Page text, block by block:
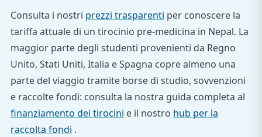
Consulta i nostri prezzi trasparenti per conoscere la
tariffa attuale di un tirocinio pre-medicina in Nepal. La
maggior parte degli studenti provenienti da Regno
Unito, Stati Uniti, Italia e Spagna copre almeno una
parte del viaggio tramite borse di studio, sovvenzioni
e raccolte fondi: consulta la nostra guida completa al
finanziamento dei tirocini e il nostro hub per la
raccolta fondi .